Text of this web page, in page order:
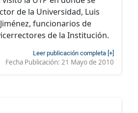
de la Universidad, Luis
funcionarios de
de la Institución.
Leer publicación completa [+]
Fecha Publicación: 21 Mayo de 2010